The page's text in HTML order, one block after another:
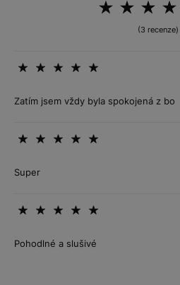
(3 recenze)
Zatím jsem vždy byla spokojená z bo
Super
Pohodlné a slušivé